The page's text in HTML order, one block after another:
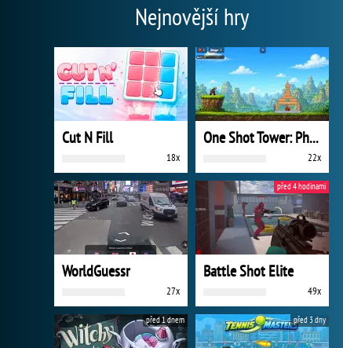
Nejnovější hry
Cut N Fill
18x
One Shot Tower: Physics Destroyer
22x
WorldGuessr
27x
Battle Shot Elite
49x
před 4 hodinami
před 1 dnem před 3 dny